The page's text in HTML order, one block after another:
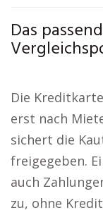
Das
Die
erst nach
sichert die
freigegeben.
auch
zu, ohne